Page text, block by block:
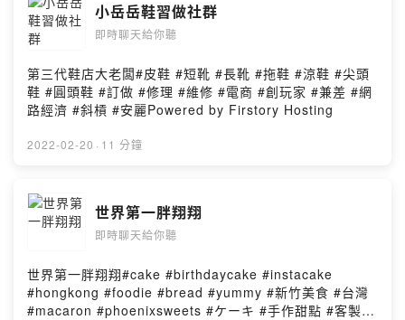
小岳岳鞋習做社群
即時聊天給你聽
第三代鞋店大老闆#皮鞋 #短靴 #長靴 #拖鞋 #涼鞋 #尖頭
鞋 #圓頭鞋 #訂做 #修理 #維修 #電商 #創玩家 #兼差 #網
路經濟 #斜槓 #安麗Powered by Firstory Hosting
2022-02-20 · 11 分鐘
世界第一胖翔翔
即時聊天給你聽
世界第一胖翔翔#cake #birthdaycake #instacake
#hongkong #foodie #bread #yummy #新竹美食 #台灣
#macaron #phoenixsweets #ケーキ #手作甜點 #客製蛋